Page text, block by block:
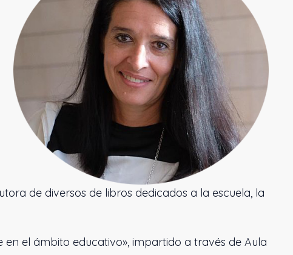
de diversos de libros dedicados a la escuela, la
el ámbito educativo», impartido a través de Aula